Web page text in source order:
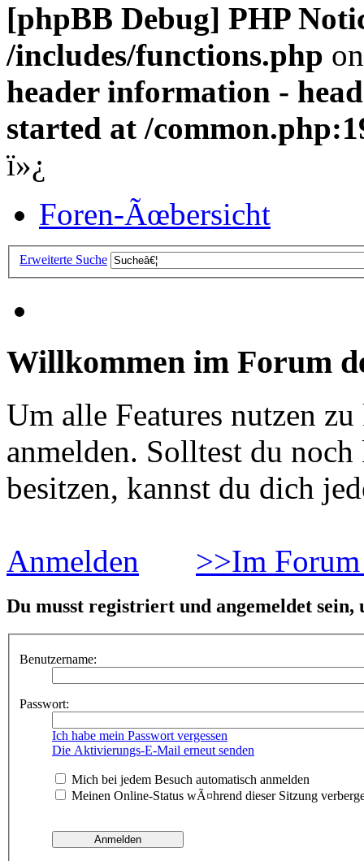
[phpBB Debug] PHP
/includes/functions.php
header information -
started at /
ï»¿
Foren-Ãœbersicht
Erweiterte Suche
Willkommen im Forum
Um alle Features nutzen
anmelden. Solltest du
besitzen, kannst du dich
Anmelden >>Im
Du musst registriert und angemeldet
Benutzername:
Passwort:
Ich habe mein Passwort vergessen
Die Aktivierungs-E-Mail erneut senden
Mich bei jedem Besuch automatisch anmelden
Meinen Online-Status wÃ¤hrend dieser Sitzung